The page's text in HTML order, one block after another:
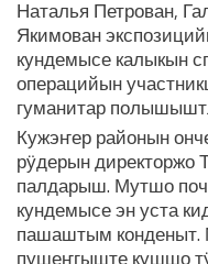
Наталья Петрован,
Якимован
кундемысе калыкын
операцийын
гуманитар
Кужэҥер районын
рӱдерын директоржо
палдарыш. Мутшо
кундемысе эн уста
пашаштым